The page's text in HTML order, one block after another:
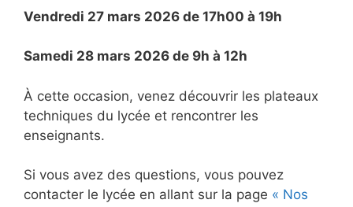
Vendredi 27 mars 2026 de 17h00 à 19h
Samedi 28 mars 2026 de 9h à 12h
À cette occasion, venez découvrir les plateaux
techniques du lycée et rencontrer les
enseignants.
Si vous avez des questions, vous pouvez
contacter le lycée en allant sur la page « Nos